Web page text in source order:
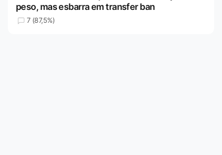
peso, mas esbarra em transfer ban
7 (87,5%)